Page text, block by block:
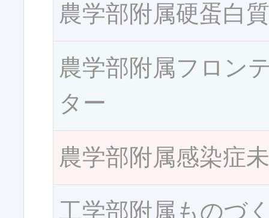
農学部附属硬蛋白
農学部附属フロン
ター
農学部附属感染症
工学部附属ものづ